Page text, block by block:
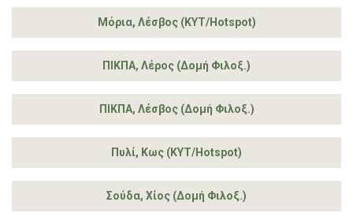
Μόρια, Λέσβος (ΚΥΤ/Hotspot)
ΠΙΚΠΑ, Λέρος (Δομή Φιλοξ.)
ΠΙΚΠΑ, Λέσβος (Δομή Φιλοξ.)
Πυλί, Κως (ΚΥΤ/Hotspot)
Σούδα, Χίος (Δομή Φιλοξ.)